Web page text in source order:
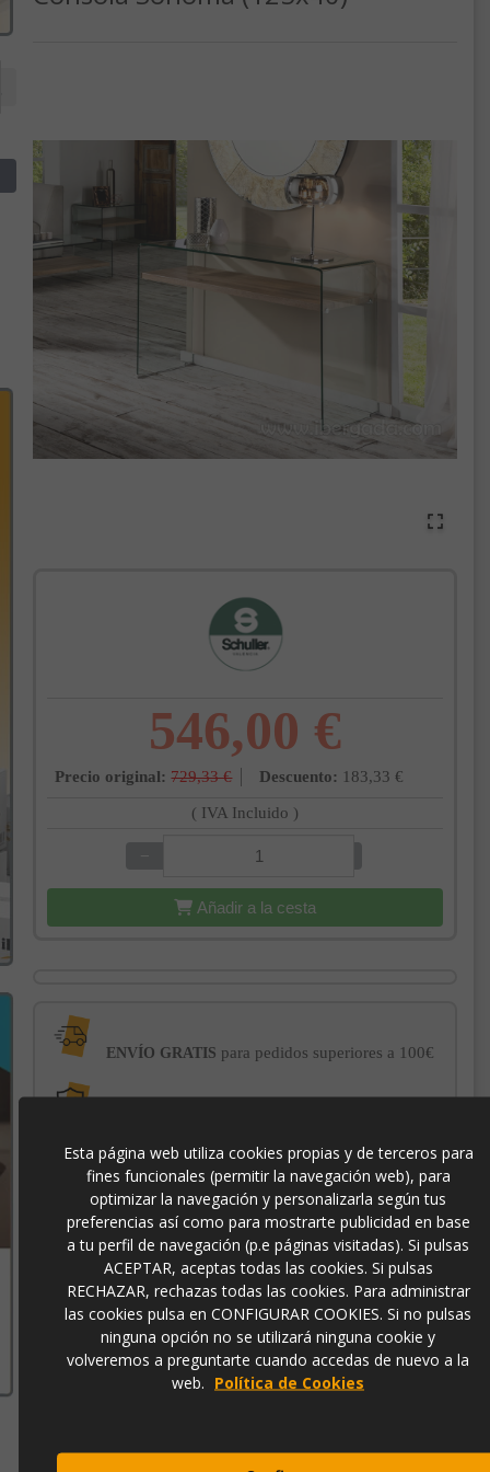
546,00 €
Precio original: 729,33 € Descuento: 183,33 €
( IVA Incluido )
−
Añadir a la cesta
ENVÍO GRATIS para pedidos superiores a 100€
-3% DE DESCUENTO EXTRA para pagos con
transferencia bancaria
764352
8435435322021
Esta página web utiliza cookies propias y de terceros para
fines funcionales (permitir la navegación web), para
optimizar la navegación y personalizarla según tus
preferencias así como para mostrarte publicidad en base
a tu perfil de navegación (p.e páginas visitadas). Si pulsas
ACEPTAR, aceptas todas las cookies. Si pulsas
RECHAZAR, rechazas todas las cookies. Para administrar
las cookies pulsa en CONFIGURAR COOKIES. Si no pulsas
ninguna opción no se utilizará ninguna cookie y
volveremos a preguntarte cuando accedas de nuevo a la
web. Política de Cookies